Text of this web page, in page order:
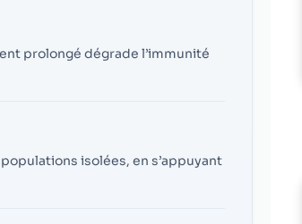
prolongé dégrade l’immunité
isolées, en s’appuyant